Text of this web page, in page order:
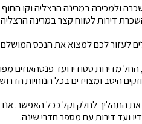
ולמכירה במרינה הרצליה וקו
דירות לטווח קצר במרינה הרצליה.
לעזור לכם למצוא את הנכס
מדירות סטודיו ועד פנטהאוזים
היטב ומצוידים בכל הנוחיות
התהליך לחלק וקל ככל האפשר.
ועד דירות עם מספר חדרי שינה.